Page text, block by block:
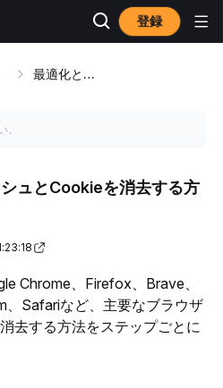
登録
最適化とユーザー体験
ュとCookieを消去する方
Chrome、Firefox、Brave、
、Safariなど、主要なブラウザ
去する方法をステップごとに